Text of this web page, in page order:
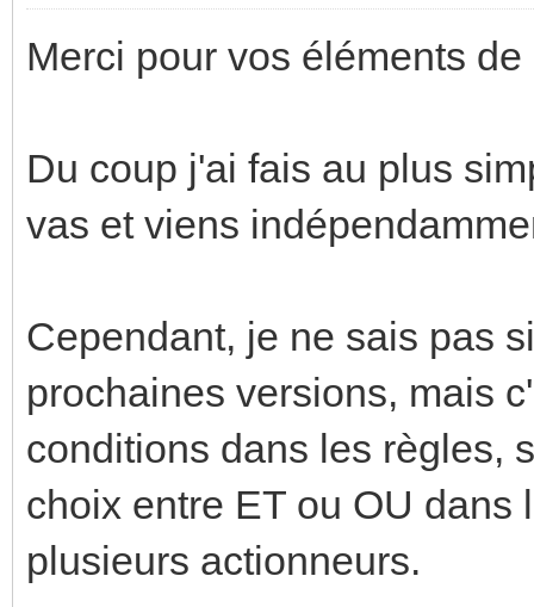
Merci pour vos éléments
Du coup j'ai fais au plus
vas et viens
Cependant, je ne sais pas
prochaines versions, mais
conditions dans les règles,
choix entre ET ou OU
plusieurs actionneurs.